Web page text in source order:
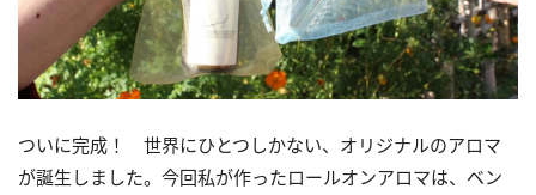
ついに完成！ 世界にひとつしかない、オリジナルのアロマ
が誕生しました。今回私が作ったロールオンアロマは、ベン